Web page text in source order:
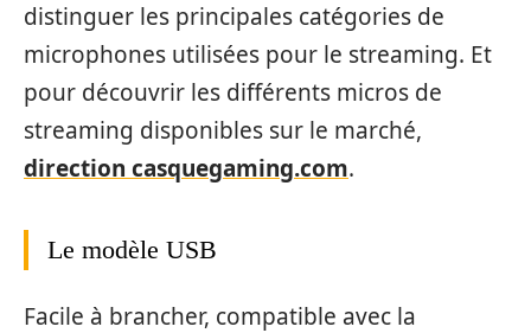
distinguer les principales catégories de
microphones utilisées pour le streaming. Et
pour découvrir les différents micros de
streaming disponibles sur le marché,
direction casquegaming.com.
Le modèle USB
Facile à brancher, compatible avec la